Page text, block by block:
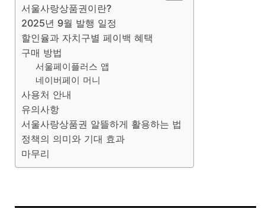
서울사랑상품권이란?
2025년 9월 발행 일정
할인율과 자치구별 페이백 혜택
구매 방법
서울페이플러스 앱
네이버페이 머니
사용처 안내
유의사항
서울사랑상품권 알뜰하게 활용하는 법
정책의 의미와 기대 효과
마무리